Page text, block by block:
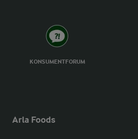
KONSUMENTFORUM
Arla Foods